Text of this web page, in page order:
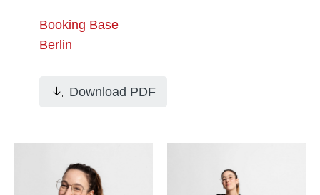
Booking Base
Berlin
Download PDF